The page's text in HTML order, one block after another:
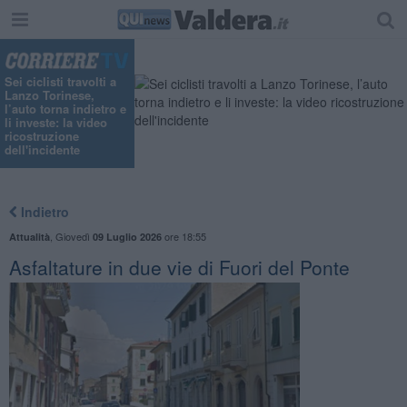
Sei ciclisti travolti a
Lanzo Torinese,
l’auto torna indietro e
li investe: la video
ricostruzione
dell'incidente
Indietro
Attualità Giovedì 09 Luglio 2026ore 18:55
Asfaltature in due vie di Fuori del Ponte